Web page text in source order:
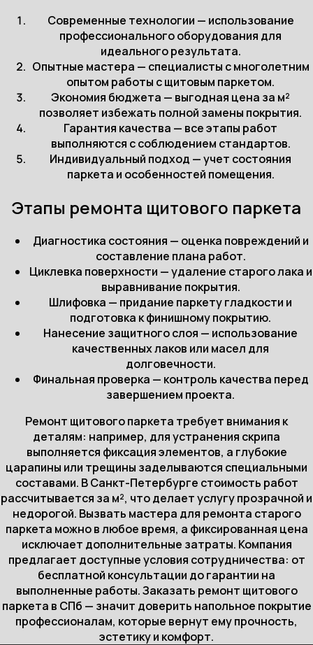
Современные технологии — использование
профессионального оборудования для
идеального результата.
Опытные мастера — специалисты с многолетним
опытом работы с щитовым паркетом.
Экономия бюджета — выгодная цена за м²
позволяет избежать полной замены покрытия.
Гарантия качества — все этапы работ
выполняются с соблюдением стандартов.
Индивидуальный подход — учет состояния
паркета и особенностей помещения.
Этапы ремонта щитового паркета
Диагностика состояния — оценка повреждений и
составление плана работ.
Циклевка поверхности — удаление старого лака и
выравнивание покрытия.
Шлифовка — придание паркету гладкости и
подготовка к финишному покрытию.
Нанесение защитного слоя — использование
качественных лаков или масел для
долговечности.
Финальная проверка — контроль качества перед
завершением проекта.
Ремонт щитового паркета требует внимания к
деталям: например, для устранения скрипа
выполняется фиксация элементов, а глубокие
царапины или трещины заделываются специальными
составами. В Санкт-Петербурге стоимость работ
рассчитывается за м², что делает услугу прозрачной и
недорогой. Вызвать мастера для ремонта старого
паркета можно в любое время, а фиксированная цена
исключает дополнительные затраты. Компания
предлагает доступные условия сотрудничества: от
бесплатной консультации до гарантии на
выполненные работы. Заказать ремонт щитового
паркета в СПб — значит доверить напольное покрытие
профессионалам, которые вернут ему прочность,
эстетику и комфорт.